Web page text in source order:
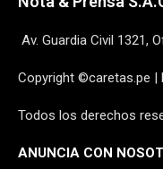
Av. Guardia Civil 1321,
Copyright ©caretas.pe |
Todos los derechos
ANUNCIA CON